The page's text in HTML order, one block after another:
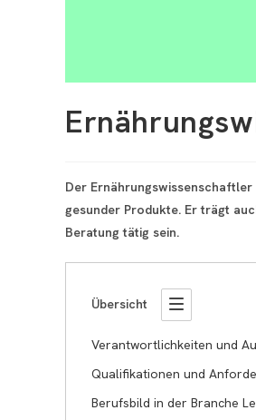
Der
gesunder Produkte. Er trägt
Beratung tätig sein.
Übersicht
Verantwortlichkeiten und
Qualifikationen und
Berufsbild in der Branche